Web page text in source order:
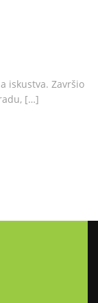
iskustva. Završio
[…]